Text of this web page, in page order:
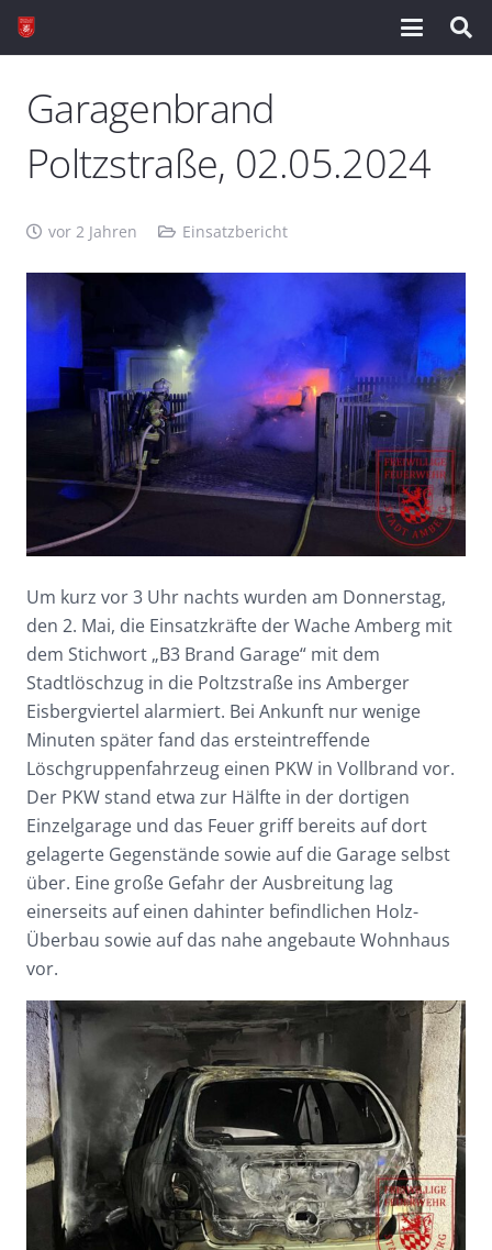
Garagenbrand
Poltzstraße, 02.05.2024
vor 2 Jahren Einsatzbericht
Um kurz vor 3 Uhr nachts wurden am Donnerstag,
den 2. Mai, die Einsatzkräfte der Wache Amberg mit
dem Stichwort „B3 Brand Garage“ mit dem
Stadtlöschzug in die Poltzstraße ins Amberger
Eisbergviertel alarmiert. Bei Ankunft nur wenige
Minuten später fand das ersteintreffende
Löschgruppenfahrzeug einen PKW in Vollbrand vor.
Der PKW stand etwa zur Hälfte in der dortigen
Einzelgarage und das Feuer griff bereits auf dort
gelagerte Gegenstände sowie auf die Garage selbst
über. Eine große Gefahr der Ausbreitung lag
einerseits auf einen dahinter befindlichen Holz-
Überbau sowie auf das nahe angebaute Wohnhaus
vor.